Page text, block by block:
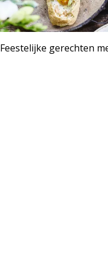
Feestelijke gerechten